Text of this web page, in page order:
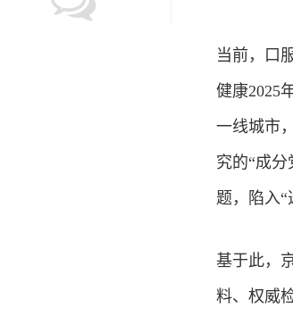
当前，口
健康2025
一线城市
究的“成
题，陷入“
基于此，
料、权威